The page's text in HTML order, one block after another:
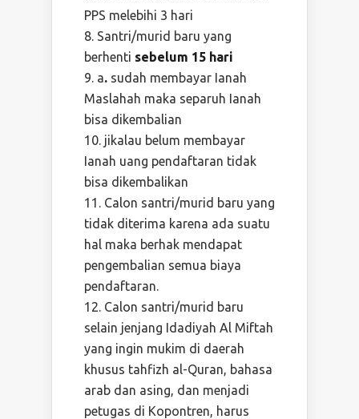
PPS melebihi 3 hari
Santri/murid baru yang
berhenti sebelum 15 hari
a. sudah membayar Ianah
Maslahah maka separuh Ianah
bisa dikembalian
jikalau belum membayar
Ianah uang pendaftaran tidak
bisa dikembalikan
Calon santri/murid baru yang
tidak diterima karena ada suatu
hal maka berhak mendapat
pengembalian semua biaya
pendaftaran.
Calon santri/murid baru
selain jenjang Idadiyah Al Miftah
yang ingin mukim di daerah
khusus tahfizh al-Quran, bahasa
arab dan asing, dan menjadi
petugas di Kopontren, harus